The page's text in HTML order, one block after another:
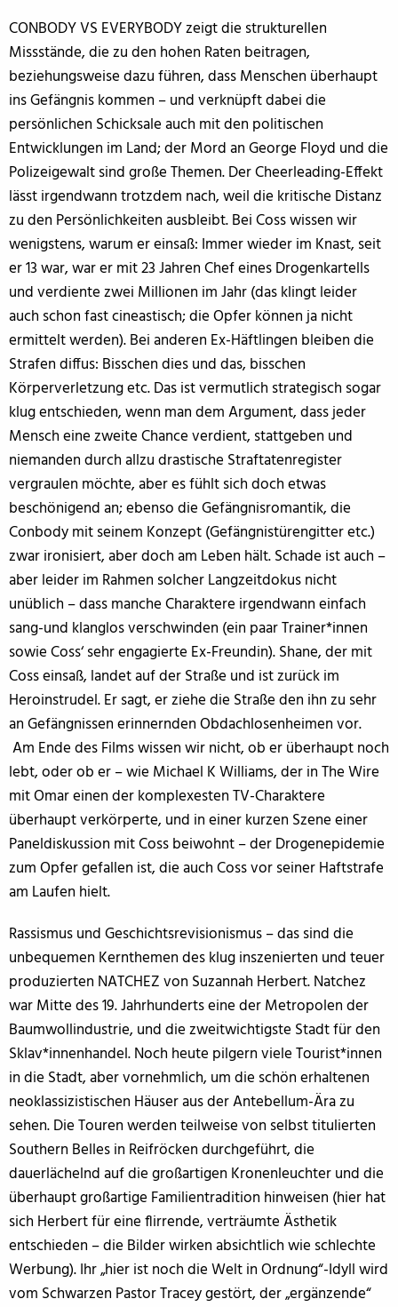
CONBODY VS EVERYBODY zeigt die strukturellen
Missstände, die zu den hohen Raten beitragen,
beziehungsweise dazu führen, dass Menschen überhaupt
ins Gefängnis kommen – und verknüpft dabei die
persönlichen Schicksale auch mit den politischen
Entwicklungen im Land; der Mord an George Floyd und die
Polizeigewalt sind große Themen. Der Cheerleading-Effekt
lässt irgendwann trotzdem nach, weil die kritische Distanz
zu den Persönlichkeiten ausbleibt. Bei Coss wissen wir
wenigstens, warum er einsaß: Immer wieder im Knast, seit
er 13 war, war er mit 23 Jahren Chef eines Drogenkartells
und verdiente zwei Millionen im Jahr (das klingt leider
auch schon fast cineastisch; die Opfer können ja nicht
ermittelt werden). Bei anderen Ex-Häftlingen bleiben die
Strafen diffus: Bisschen dies und das, bisschen
Körperverletzung etc. Das ist vermutlich strategisch sogar
klug entschieden, wenn man dem Argument, dass jeder
Mensch eine zweite Chance verdient, stattgeben und
niemanden durch allzu drastische Straftatenregister
vergraulen möchte, aber es fühlt sich doch etwas
beschönigend an; ebenso die Gefängnisromantik, die
Conbody mit seinem Konzept (Gefängnistürengitter etc.)
zwar ironisiert, aber doch am Leben hält. Schade ist auch –
aber leider im Rahmen solcher Langzeitdokus nicht
unüblich – dass manche Charaktere irgendwann einfach
sang-und klanglos verschwinden (ein paar Trainer*innen
sowie Coss‘ sehr engagierte Ex-Freundin). Shane, der mit
Coss einsaß, landet auf der Straße und ist zurück im
Heroinstrudel. Er sagt, er ziehe die Straße den ihn zu sehr
an Gefängnissen erinnernden Obdachlosenheimen vor.
Am Ende des Films wissen wir nicht, ob er überhaupt noch
lebt, oder ob er – wie Michael K Williams, der in The Wire
mit Omar einen der komplexesten TV-Charaktere
überhaupt verkörperte, und in einer kurzen Szene einer
Paneldiskussion mit Coss beiwohnt – der Drogenepidemie
zum Opfer gefallen ist, die auch Coss vor seiner Haftstrafe
am Laufen hielt.
Rassismus und Geschichtsrevisionismus – das sind die
unbequemen Kernthemen des klug inszenierten und teuer
produzierten NATCHEZ von Suzannah Herbert. Natchez
war Mitte des 19. Jahrhunderts eine der Metropolen der
Baumwollindustrie, und die zweitwichtigste Stadt für den
Sklav*innenhandel. Noch heute pilgern viele Tourist*innen
in die Stadt, aber vornehmlich, um die schön erhaltenen
neoklassizistischen Häuser aus der Antebellum-Ära zu
sehen. Die Touren werden teilweise von selbst titulierten
Southern Belles in Reifröcken durchgeführt, die
dauerlächelnd auf die großartigen Kronenleuchter und die
überhaupt großartige Familientradition hinweisen (hier hat
sich Herbert für eine flirrende, verträumte Ästhetik
entschieden – die Bilder wirken absichtlich wie schlechte
Werbung). Ihr „hier ist noch die Welt in Ordnung“-Idyll wird
vom Schwarzen Pastor Tracey gestört, der „ergänzende“